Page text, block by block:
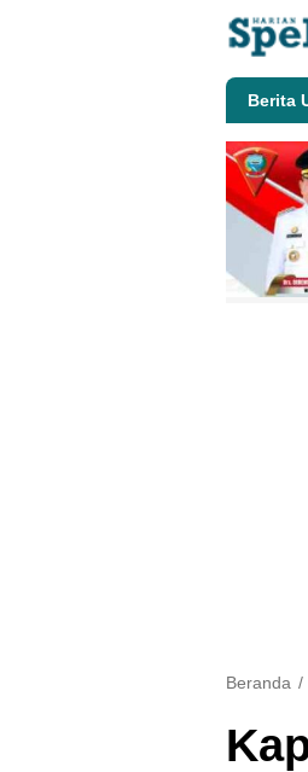
Berita
Beranda